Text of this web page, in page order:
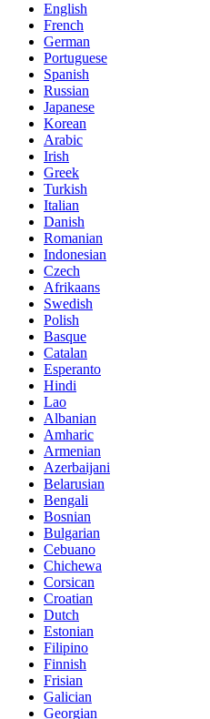
English
French
German
Portuguese
Spanish
Russian
Japanese
Korean
Arabic
Irish
Greek
Turkish
Italian
Danish
Romanian
Indonesian
Czech
Afrikaans
Swedish
Polish
Basque
Catalan
Esperanto
Hindi
Lao
Albanian
Amharic
Armenian
Azerbaijani
Belarusian
Bengali
Bosnian
Bulgarian
Cebuano
Chichewa
Corsican
Croatian
Dutch
Estonian
Filipino
Finnish
Frisian
Galician
Georgian